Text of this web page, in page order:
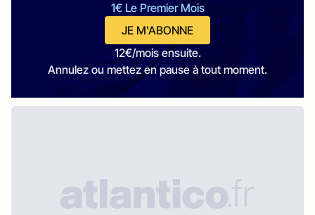
1€ Le Premier Mois
JE M'ABONNE
12€/mois ensuite.
Annulez ou mettez en pause à tout moment.